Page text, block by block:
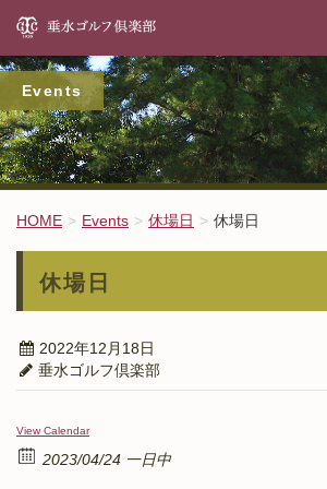
Events
HOME Events 休場日 休場日
休場日
2022年12月18日
垂水ゴルフ倶楽部
View Calendar
2023/04/24 一日中